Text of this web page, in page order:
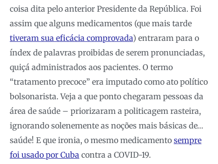
coisa dita pelo anterior Presidente da República. Foi
assim que alguns medicamentos (que mais tarde
tiveram sua eficácia comprovada) entraram para o
índex de palavras proibidas de serem pronunciadas,
quiçá administrados aos pacientes. O termo
“tratamento precoce” era imputado como ato político
bolsonarista. Veja a que ponto chegaram pessoas da
área de saúde – priorizaram a politicagem rasteira,
ignorando solenemente as noções mais básicas de…
saúde! E que ironia, o mesmo medicamento sempre
foi usado por Cuba contra a COVID-19.